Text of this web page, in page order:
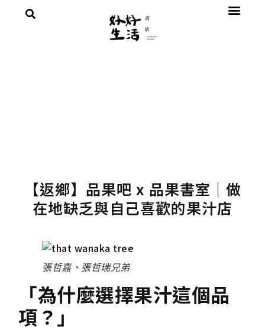
【返鄉】品果吧 x 品果書室｜做
在地缺乏與自己喜歡的果汁店
張哲嘉、張哲瑞兄弟
「為什麼選擇果汁這個品
項？」